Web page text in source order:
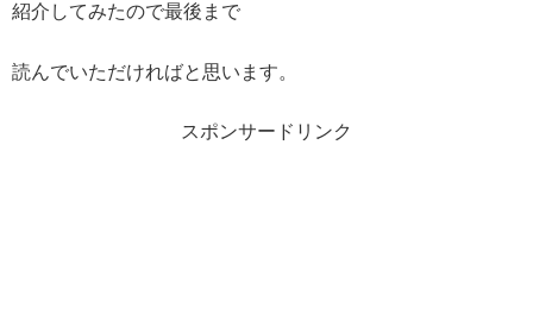
紹介してみたので最後まで
読んでいただければと思います。
スポンサードリンク